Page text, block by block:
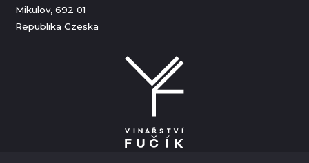
Mikulov, 692 01
Republika Czeska